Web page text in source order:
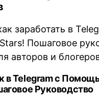
заработать в
Пошаговое
авторов и
в Telegram с
Руководство